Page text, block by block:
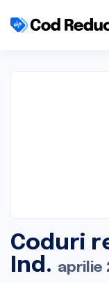
Coduri
Ind. aprilie